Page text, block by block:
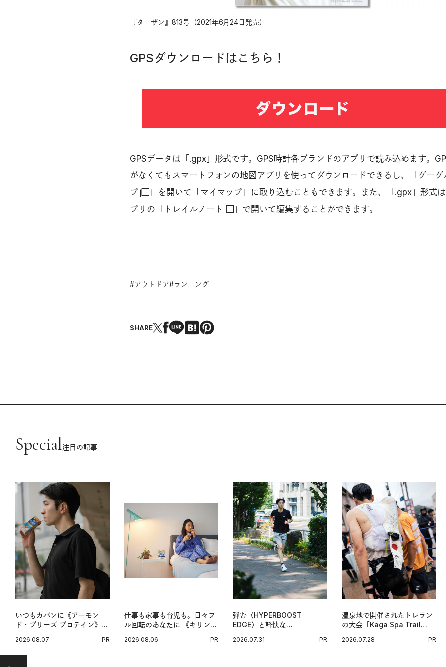
『ターザン』813号（2021年6月24日発売）
GPSダウンロードはこちら！
GPSデータは「.gpx」形式です。GPS時計各ブランドのアプリで読み込めます。
がなくてもスマートフォンの地図アプリを使ってダウンロードできるし、「 グーグ
プ
」を開いて「マイマップ」に取り込むこともできます。また、「.gpx」形式
プリの「 トレイルノート 」で開いて編集することができます。
#アウトドア#ランニング
SHARE
Special注目の記事
いつもカバンに《アーモン
ド・ブリーズ プロテイン》
ィショニング習慣。
2026.08.07 PR
仕事も家事も育児も。日々フ
ル回転のあなたに 《キリン
慣。
2026.08.06 PR
弾む〈HYPERBOOST
EDGE〉と軽快な
に寄り添うアディダスが打ち
2026.07.31 PR
温泉地で開催されたトレラン
の大会「Kaga Spa Trail
UTMB」。本戦を夢見るラン
2026.07.28 PR